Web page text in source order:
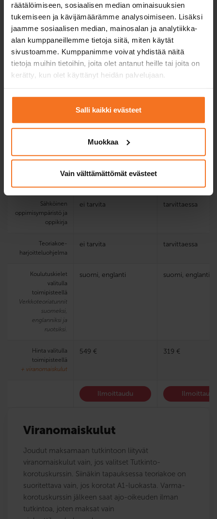
räätälöimiseen, sosiaalisen median ominaisuuksien
tukemiseen ja kävijämäärämme analysoimiseen. Lisäksi
jaamme sosiaalisen median, mainosalan ja analytiikka-
alan kumppaneillemme tietoja siitä, miten käytät
sivustoamme. Kumppanimme voivat yhdistää näitä
tietoja muihin tietoihin, joita olet antanut heille tai joita on
kerätty, kun olet käyttänyt heidän palvelujaan.
Salli kaikki evästeet
Muokkaa
Vain välttämättömät evästeet
Yhteensä ajo-
opetustunteja
Yksi ajotunti = 50
5 2
Ajotunnit
autokoulun
moottoripyörällä
5 2
2
ajovarusteiden
ensimmäisessä
Sähköinen
oppimisympäristö ja
oppikirja
ei tarvita tarvittaessa
Teoria­koe­
harjoittelu­ohjelma
ei tarvita tarvittaessa
Koulutuskielet
valitulla
toimipisteellä
Verkkoteoriatunnit
suomeksi,
englanniksi ja
ruotsiksi.
suomi, englanti suomi, englanti
Hinta valitulla
toimipisteellä
+ viranomaiskulut
549 € 319 €
Ilmoittaudu Ilmoittaudu
Viranomaiskulut
Joudut maksamaan tutkintoon liityvät
viranomaiskulut vain, jos valitset Tutkinto-
korotuskurssin. Siinäkin tapauksessa teoriakoe on
suoritettava vain, jos korotat A1-luokasta. Varma-
korotuskurssin jälkeen saat ajo-oikeuden ilman
tutkintoa, joten maksat vain